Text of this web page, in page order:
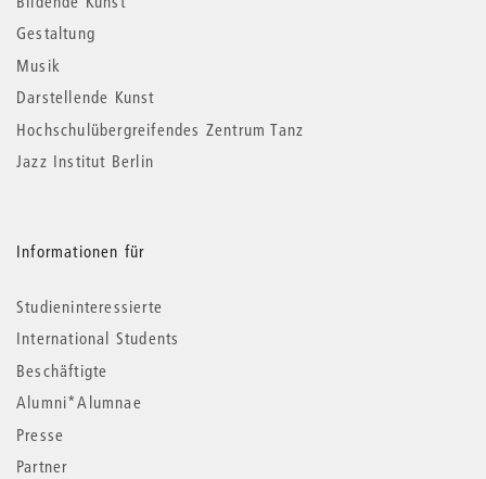
Gestaltung
Musik
Darstellende Kunst
Hochschulübergreifendes Zentrum Tanz
Jazz Institut Berlin
Informationen für
Studieninteressierte
International Students
Beschäftigte
Alumni*Alumnae
Presse
Partner